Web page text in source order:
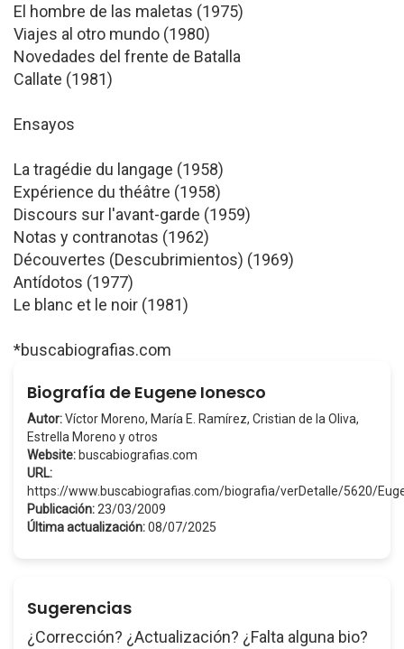
El hombre de las maletas (1975)
Viajes al otro mundo (1980)
Novedades del frente de Batalla
Callate (1981)
Ensayos
La tragédie du langage (1958)
Expérience du théâtre (1958)
Discours sur l'avant-garde (1959)
Notas y contranotas (1962)
Découvertes (Descubrimientos) (1969)
Antídotos (1977)
Le blanc et le noir (1981)
*buscabiografias.com
Biografía de Eugene Ionesco
Autor:Víctor Moreno, María E. Ramírez, Cristian de la Oliva,
Estrella Moreno y otros
Website: buscabiografias.com
URL:
https://www.buscabiografias.com/biografia/verDetalle/5620/
Publicación: 23/03/2009
Última actualización:08/07/2025
Sugerencias
¿Corrección? ¿Actualización? ¿Falta alguna bio?